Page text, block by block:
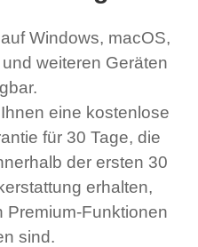
Windows, macOS,
weiteren Geräten
eine kostenlose
für 30 Tage, die
der ersten 30
erhalten,
Premium-Funktionen
sind.